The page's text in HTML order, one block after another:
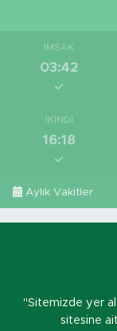
İMSAK
03:42
İKINDI
16:18
Aylık Vakitler
"Sitemizde yer
sitesine